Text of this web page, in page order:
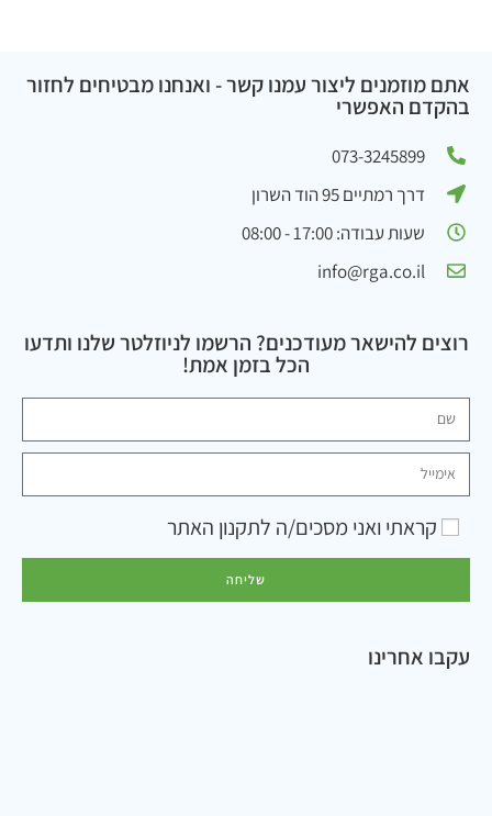
אתם מוזמנים ליצור עמנו קשר - ואנחנו מבטיחים לחזור
בהקדם האפשרי
073-3245899
דרך רמתיים 95 הוד השרון
שעות עבודה: 17:00 - 08:00
info@rga.co.il
רוצים להישאר מעודכנים? הרשמו לניוזלטר שלנו ותדעו
הכל בזמן אמת!
קראתי ואני מסכים/ה לתקנון האתר
שליחה
עקבו אחרינו